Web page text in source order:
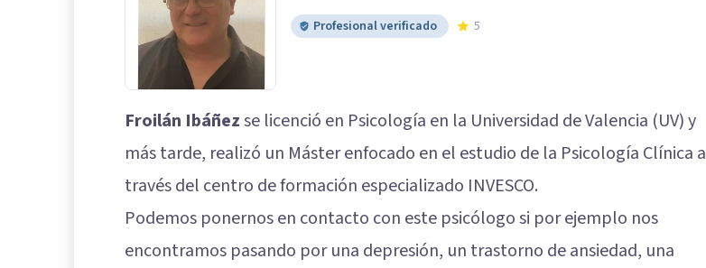
Profesional verificado 5
Froilán Ibáñezse licenció en Psicología en la Universidad de Valencia (UV) y
más tarde, realizó un Máster enfocado en el estudio de la Psicología Clínica a
través del centro de formación especializado INVESCO.
Podemos ponernos en contacto con este psicólogo si por ejemplo nos
encontramos pasando por una depresión, un trastorno de ansiedad, una